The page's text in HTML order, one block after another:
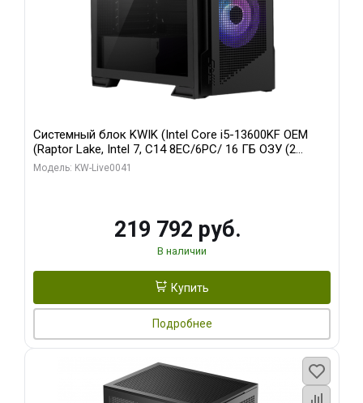
Системный блок KWIK (Intel Core i5-13600KF OEM
(Raptor Lake, Intel 7, C14 8EC/6PC/ 16 ГБ ОЗУ (2
модуля)/ Palit RTX5080 GAMINGPRO OC 16GB GDDR7
Модель: KW-Live0041
219 792 руб.
В наличии
Купить
Подробнее